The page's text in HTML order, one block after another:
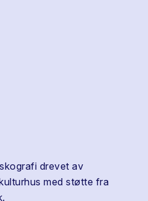
drevet av
med støtte fra